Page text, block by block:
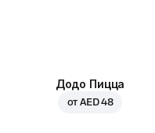
Додо Пицца
отAED 48